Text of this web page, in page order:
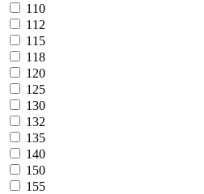
110
112
115
118
120
125
130
132
135
140
150
155